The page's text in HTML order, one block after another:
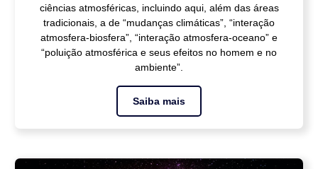
ciências atmosféricas, incluindo aqui, além das áreas
tradicionais, a de “mudanças climáticas”, “interação
atmosfera-biosfera”, “interação atmosfera-oceano” e
“poluição atmosférica e seus efeitos no homem e no
ambiente”.
Saiba mais